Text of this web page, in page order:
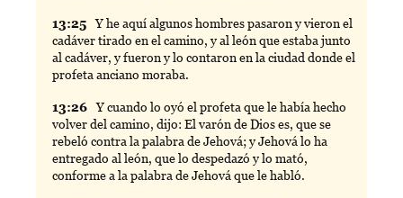
13:25 Yhe aquí algunos hombres pasaron y vieron el
cadáver tirado en el camino, y al león que estaba junto
al cadáver, y fueron y lo contaron en la ciudad donde el
profeta anciano moraba.
13:26 Ycuando lo oyó el profeta que le había hecho
volver del camino, dijo: El varón de Dios es, que se
rebeló contra la palabra de Jehová; y Jehová lo ha
entregado al león, que lo despedazó y lo mató,
conforme a la palabra de Jehová que le habló.